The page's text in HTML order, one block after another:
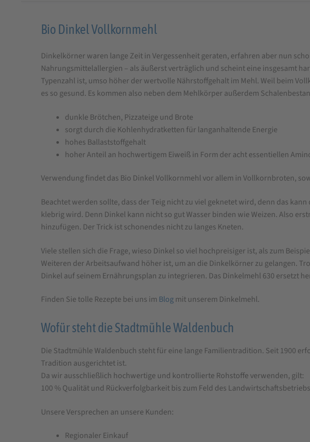
Produktbeschreibung
Bio
Dinkel
Vollkornmehl
Bio Dinkel Vollkornmehl
Dinkelkörner waren lange Zeit in Vergessenheit geraten, erfahren aber nun
Nahrungsmittelallergien – als äußerst verträglich und scheint eine insgesamt
Typenzahl ist, umso höher der wertvolle Nährstoffgehalt im Mehl. Weil beim
es so gesund. Es kommen also neben dem Mehlkörper außerdem
dunkle Brötchen, Pizzateige und Brote
sorgt durch die Kohlenhydratketten für langanhaltende Energie
hohes Ballaststoffgehalt
hoher Anteil an hochwertigem Eiweiß in Form der acht essentiellen
Verwendung findet das Bio Dinkel Vollkornmehl vor allem in Vollkornbroten,
Beachtet werden sollte, dass der Teig nicht zu viel geknetet wird, denn das
klebrig wird. Denn Dinkel kann nicht so gut Wasser binden wie Weizen. Also
hinzufügen. Der Trick ist schonendes nicht zu langes Kneten.
Viele stellen sich die Frage, wieso Dinkel so viel hochpreisiger ist, als zum
Weiteren der Arbeitsaufwand höher ist, um an die Dinkelkörner zu gelangen.
Dinkel auf seinem Ernährungsplan zu integrieren. Das Dinkelmehl 630 ersetzt
Finden Sie tolle Rezepte bei uns im Blogmit unserem Dinkelmehl.
Wofür steht die Stadtmühle Waldenbuch
Die Stadtmühle Waldenbuch steht für eine lange Familientradition. Seit 1900
Tradition ausgerichtet ist.
Da wir ausschließlich hochwertige und kontrollierte Rohstoffe verwenden, gilt:
100 % Qualität und Rückverfolgbarkeit bis zum Feld des
Unsere Versprechen an unsere Kunden:
Regionaler Einkauf